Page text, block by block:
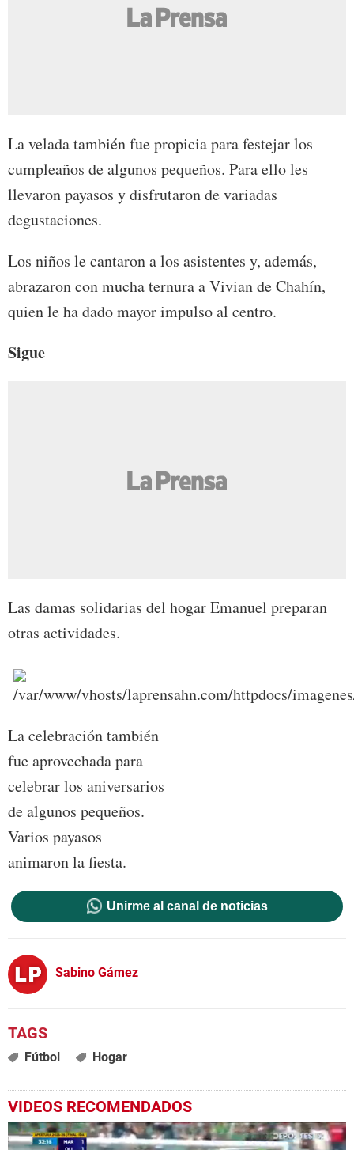
La velada también fue propicia para festejar los
cumpleaños de algunos pequeños. Para ello les
llevaron payasos y disfrutaron de variadas
degustaciones.
Los niños le cantaron a los asistentes y, además,
abrazaron con mucha ternura a Vivian de Chahín,
quien le ha dado mayor impulso al centro.
Sigue
Las damas solidarias del hogar Emanuel preparan
otras actividades.
La celebración también
fue aprovechada para
celebrar los aniversarios
de algunos pequeños.
Varios payasos
animaron la fiesta.
Unirme al canal de noticias
Sabino Gámez
Fútbol Hogar
VIDEOS RECOMENDADOS